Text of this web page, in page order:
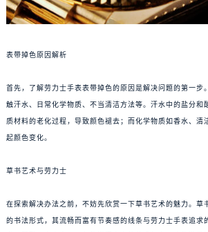
表带掉色原因解析
首先，了解劳力士手表表带掉色的原因是解决问题的第一步
触汗水、日常化学物质、不当清洁方法等。汗水中的盐分和
质材料的老化过程，导致颜色褪去；而化学物质如香水、清
起颜色变化。
草书艺术与劳力士
在探索解决办法之前，不妨先欣赏一下草书艺术的魅力。草
的书法形式，其流畅而富有节奏感的线条与劳力士手表追求